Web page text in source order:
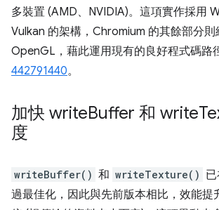
多裝置 (AMD、NVIDIA)。這項實作採用
Vulkan 的架構，Chromium 的其餘部分則
OpenGL，藉此運用現有的良好程式碼路
442791440。
加快 writeBuffer 和 write
度
writeBuffer() 和 writeTexture()
過最佳化，因此與先前版本相比，效能提